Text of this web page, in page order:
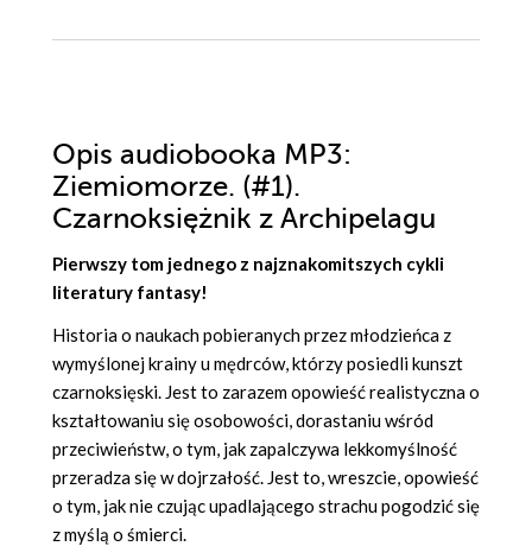
Opis audiobooka MP3:
Ziemiomorze. (#1).
Czarnoksiężnik z Archipelagu
Pierwszy tom jednego z najznakomitszych cykli
literatury fantasy!
Historia o naukach pobieranych przez młodzieńca z
wymyślonej krainy u mędrców, którzy posiedli kunszt
czarnoksięski. Jest to zarazem opowieść realistyczna o
kształtowaniu się osobowości, dorastaniu wśród
przeciwieństw, o tym, jak zapalczywa lekkomyślność
przeradza się w dojrzałość. Jest to, wreszcie, opowieść
o tym, jak nie czując upadlającego strachu pogodzić się
z myślą o śmierci.